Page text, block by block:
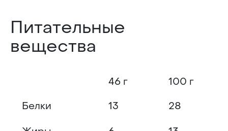
Питательные
вещества
46 г
100 г
Белки
13
28